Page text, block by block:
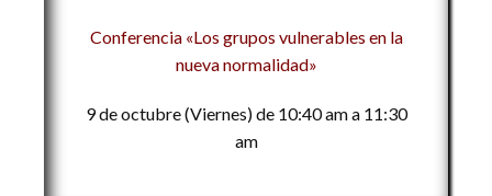
Conferencia «Los grupos vulnerables en la
nueva normalidad»
9 de octubre (Viernes) de 10:40 am a 11:30
am